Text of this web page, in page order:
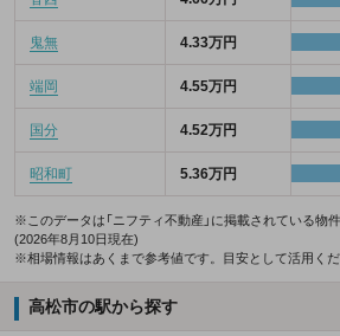
鬼無 4.33万円
端岡 4.55万円
国分 4.52万円
昭和町 5.36万円
※このデータは「ニフティ不動産」に掲載されている物
(2026年8月10日現在)
※相場情報はあくまで参考値です。目安として活用くだ
高松市の駅から探す